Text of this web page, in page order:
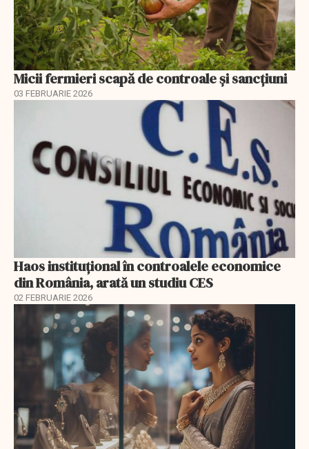
Micii fermieri scapă de controale și sancțiuni
03 FEBRUARIE 2026
Haos instituțional în controalele economice
din România, arată un studiu CES
02 FEBRUARIE 2026